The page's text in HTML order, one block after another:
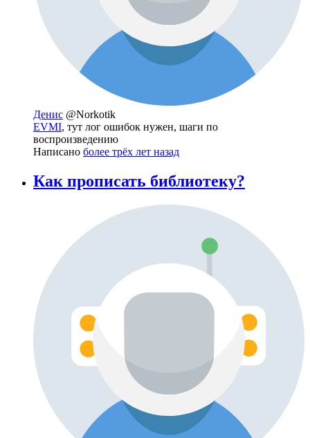
Денис @Norkotik
EVMI, тут лог ошибок нужен, шаги по
воспроизведению
Написано более трёх лет назад
Как прописать библиотеку?